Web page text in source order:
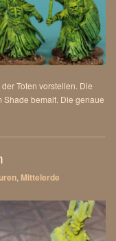
Toten vorstellen. Die
Shade bemalt. Die genaue
Mittelerde